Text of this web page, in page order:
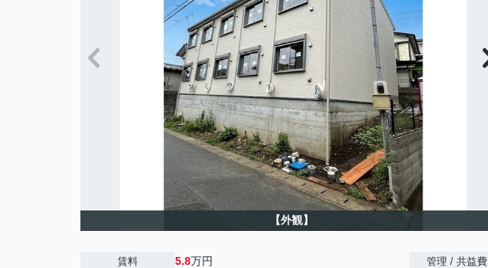
【外観】
賃料 5.8万円 管理 / 共益費